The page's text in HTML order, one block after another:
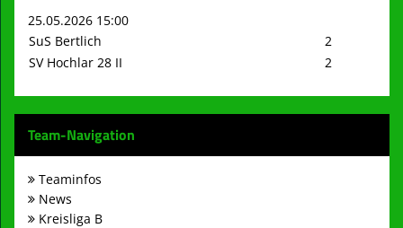
25.05.2026 15:00
SuS Bertlich
2
SV Hochlar 28 II
2
Team-Navigation
Teaminfos
News
Kreisliga B